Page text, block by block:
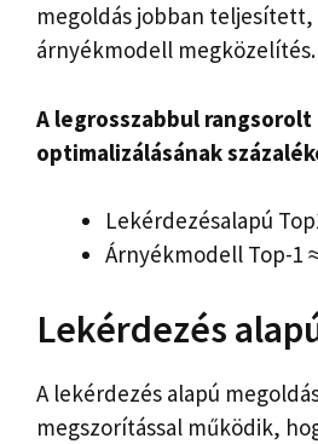
megoldás jobban teljesített,
árnyékmodell megközelítés.
A legrosszabbul
optimalizálásának
Lekérdezésalapú
Árnyékmodell Top-1
Lekérdezés
A lekérdezés alapú
megszorítással működik,